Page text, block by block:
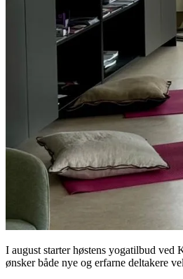
I august starter høstens yogatilbud ved
ønsker både nye og erfarne deltakere